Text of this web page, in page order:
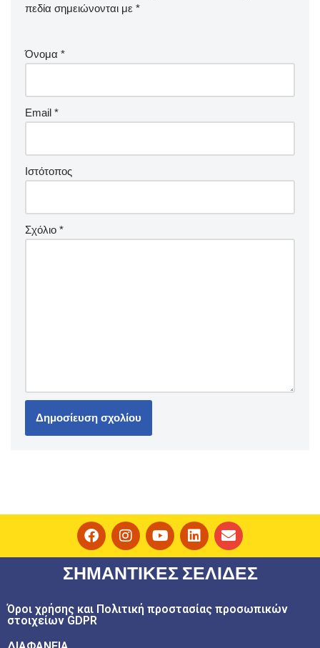
πεδία σημειώνονται με *
Όνομα *
Email *
Ιστότοπος
Σχόλιο *
ΣΗΜΑΝΤΙΚΕΣ ΣΕΛΙΔΕΣ
Όροι χρήσης και Πολιτική προστασίας προσωπικών
στοιχείων GDPR